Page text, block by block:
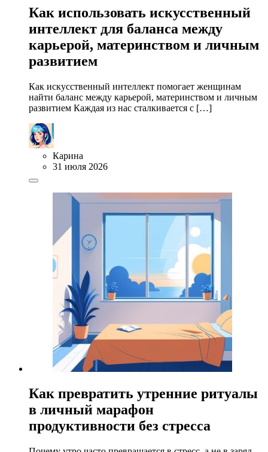
Как использовать искусственный
интеллект для баланса между
карьерой, материнством и личным
развитием
Как искусственный интеллект помогает женщинам
найти баланс между карьерой, материнством и личным
развитием Каждая из нас сталкивается с […]
Карина
31 июля 2026
Как превратить утренние ритуалы
в личный марафон
продуктивности без стресса